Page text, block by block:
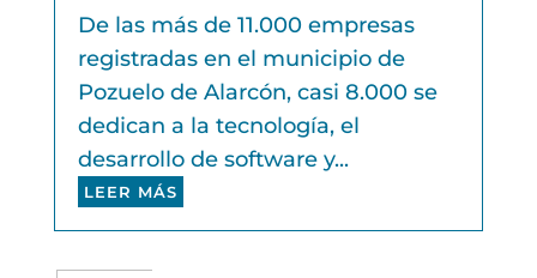
De las más de 11.000 empresas
registradas en el municipio de
Pozuelo de Alarcón, casi 8.000 se
dedican a la tecnología, el
desarrollo de software y...
LEER MÁS